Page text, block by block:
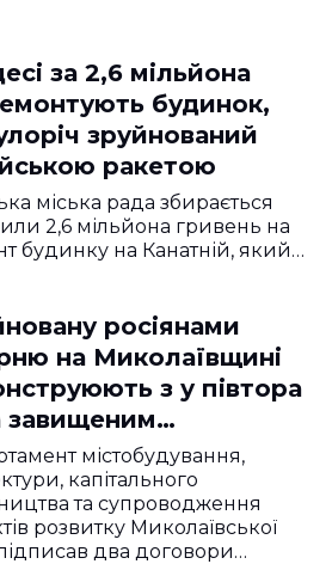
за 2,6 мільйона
будинок,
зруйнований
ракетою
міська рада збирається
2,6 мільйона гривень на
будинку на Канатній, який…
росіянами
на Миколаївщині
з у півтора
завищеним
містобудування,
капітального
та супроводження
розвитку Миколаївської
два договори…